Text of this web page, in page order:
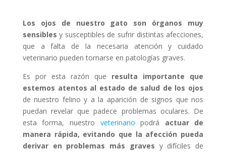
Los ojos de nuestro gato son órganos muy
sensibles y susceptibles de sufrir distintas afecciones,
que a falta de la necesaria atención y cuidado
veterinario pueden tornarse en patologías graves.
Es por esta razón que resulta importante que
estemos atentos al estado de salud de los ojos
de nuestro felino y a la aparición de signos que nos
puedan revelar que padece problemas oculares. De
esta forma, nuestro veterinario podrá actuar de
manera rápida, evitando que la afección pueda
derivar en problemas más graves y difíciles de